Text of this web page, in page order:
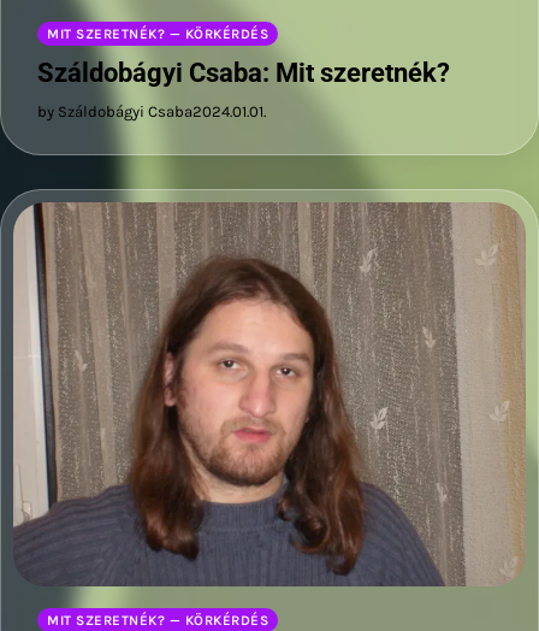
MIT SZERETNÉK? — KÖRKÉRDÉS
Száldobágyi Csaba: Mit szeretnék?
by Száldobágyi Csaba2024.01.01.
MIT SZERETNÉK? — KÖRKÉRDÉS